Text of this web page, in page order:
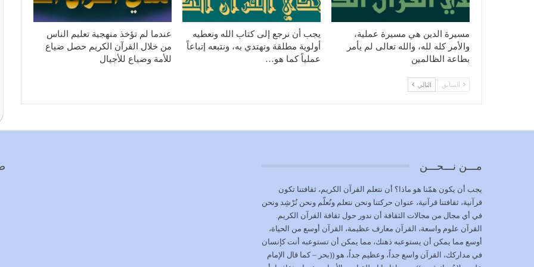
مسيرة الدين هي مسيرة عملية،
والأمر كله لله، والله تعالى لم يأمر
بطاعة الظالمين
يجب أن نرجع إلى كتاب الله ونعطيه
أولوية مطلقة ونهتدي به، ونتبعه إتباعاً
عملياً كما هو…
عندما لم تؤخذ منهجية تعليم الناس
من خلال القرآن الكريم حصل ضياع
للأمة وضياع للأجيال
السابق التالي
مـــن نـــحـــن
يجب أن يكون همّنا هو ماذا؟ أن نتعلم القرآن الكريم، ثقافتنا تكون
قرآنية، ثقافتنا قرآنية، عنوان حركتنا ونحن نتعلم ونُعلّم ونحن نُرْشِد ونحن
في أي مجال من مجالات الثقافة أن ندور حول ثقافة القرآن الكريم.
القرآن علوم واسعة، القرآن معارف عظيمة، القرآن أوسع من الحياة،
أوسع مما يمكن أن يستوعبه ذهنك، مما يمكن أن تستوعبه أنت كإنسان
في مداركك، القرآن واسع جداً، وعظيم جداً، هو ((بحر – كما قال الإمام